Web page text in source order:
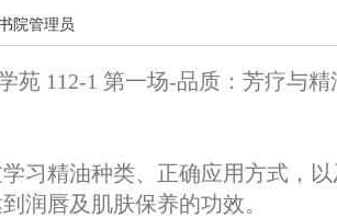
院管理员
苑 112-1 第一场-品质：芳疗与精
习精油种类、正确应用方式，
润唇及肌肤保养的功效。